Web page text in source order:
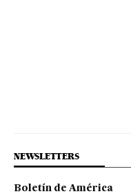
NEWSLETTERS
Boletín de América